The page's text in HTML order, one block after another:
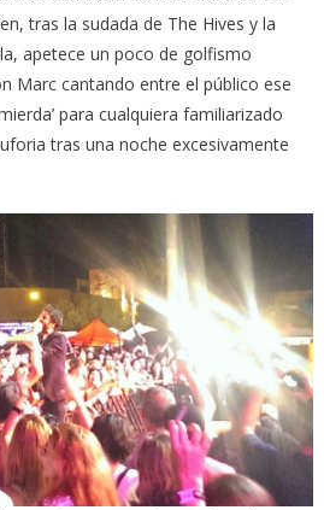
tras la sudada de The Hives y la
apetece un poco de golfismo
Marc cantando entre el público ese
para cualquiera familiarizado
tras una noche excesivamente